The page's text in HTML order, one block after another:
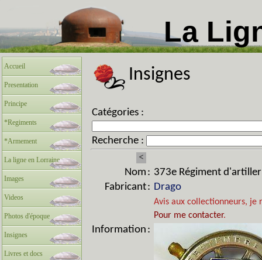
La
Accueil
Presentation
Principe
*Regiments
*Armement
La ligne en Lorraine
Images
Videos
Photos d'époque
Insignes
Livres et docs
Insignes
Catégories :
Recherche :
<
Nom : 373e Régiment
Fabricant: Drago
Avis aux collectionneurs,
Pour me contacter.
Information :